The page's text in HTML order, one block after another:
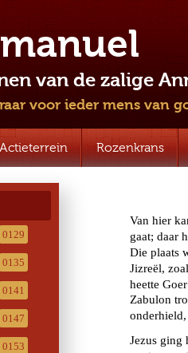
van de zalige
voor ieder mens van
Actieterrein Rozenkrans
0129
0135
0141
0147
0153